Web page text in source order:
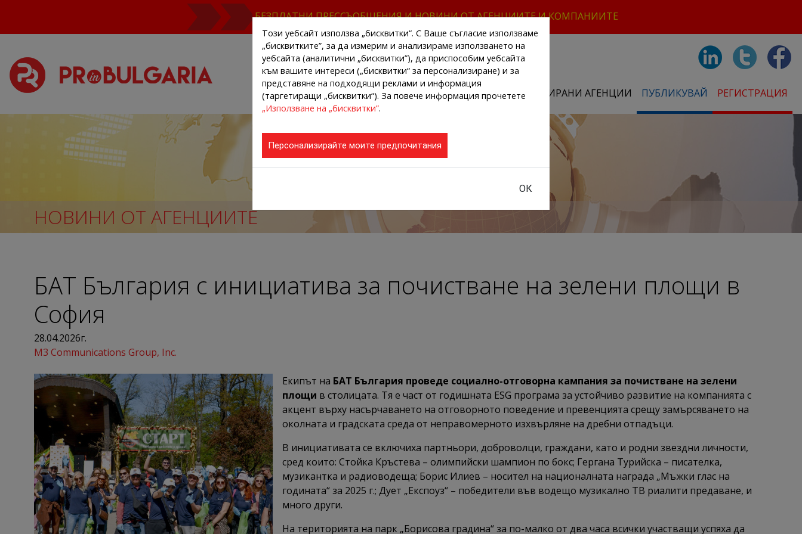
БЕЗПЛАТНИ ПРЕССЪОБЩЕНИЯ И НОВИНИ ОТ АГЕНЦИИТЕ И КОМПАНИИТЕ
НАЧАЛО НОВИНИ ОТ АГЕНЦИИТЕ РЕГИСТРИРАНИ АГЕНЦИИ ПУБЛИКУВАЙ РЕГИСТРАЦИЯ
НОВИНИ ОТ АГЕНЦИИТЕ
БАТ България с инициатива за почистване на зелени площи в
София
28.04.2026г.
M3 Communications Group, Inc.
Екипът на БАТ България проведе социално-отговорна кампания за почистване на зелени
площи в столицата. Тя е част от годишната ESG програма за устойчиво развитие на компанията с
акцент върху насърчаването на отговорното поведение и превенцията срещу замърсяването на
околната и градската среда от неправомерното изхвърляне на дребни отпадъци.
В инициативата се включиха партньори, доброволци, граждани, като и родни звездни личности,
сред които: Стойка Кръстева – олимпийски шампион по бокс; Гергана Турийска – писателка,
музикантка и радиоводеща; Борис Илиев – носител на националната награда „Мъжки глас на
годината“ за 2025 г.; Дует „Експоуз“ – победители във водещо музикално ТВ риалити предаване, и
много други.
На територията на парк „Борисова градина“ за по-малко от два часа всички участващи успяха да
Този уебсайт използва „бисквитки“. С Ваше съгласие използваме
„бисквитките”, за да измерим и анализираме използването на
уебсайта (аналитични „бисквитки”), да приспособим уебсайта
към вашите интереси („бисквитки“ за персонализиране) и за
представяне на подходящи реклами и информация
(таргетиращи „бисквитки“). За повече информация прочетете
„Използване на „бисквитки”.
Персонализирайте моите предпочитания
ОК